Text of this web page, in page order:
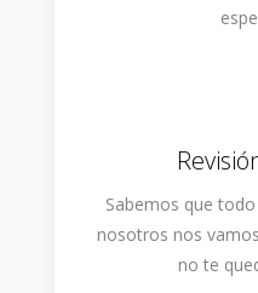
Sabemos que
nosotros nos
no te